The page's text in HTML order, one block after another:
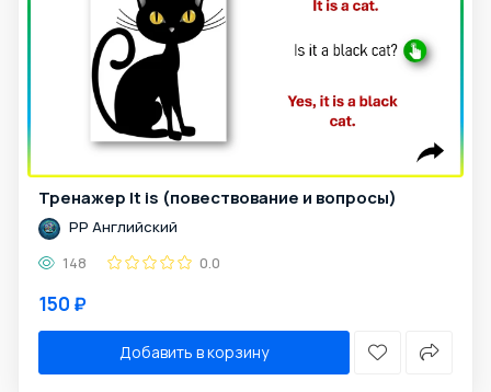
Тренажер It is (повествование и вопросы)
PP Английский
148
0.0
150 ₽
Добавить в корзину